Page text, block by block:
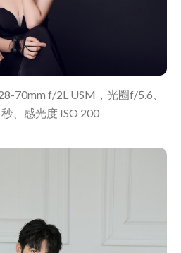
70mm f/2L USM，光圈f/5.6、
、感光度 ISO 200